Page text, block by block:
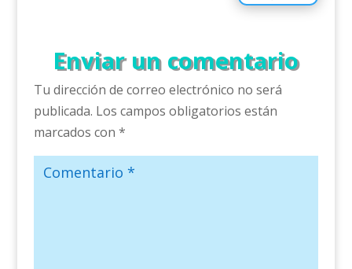
Enviar un comentario
Tu dirección de correo electrónico no será
publicada. Los campos obligatorios están
marcados con *